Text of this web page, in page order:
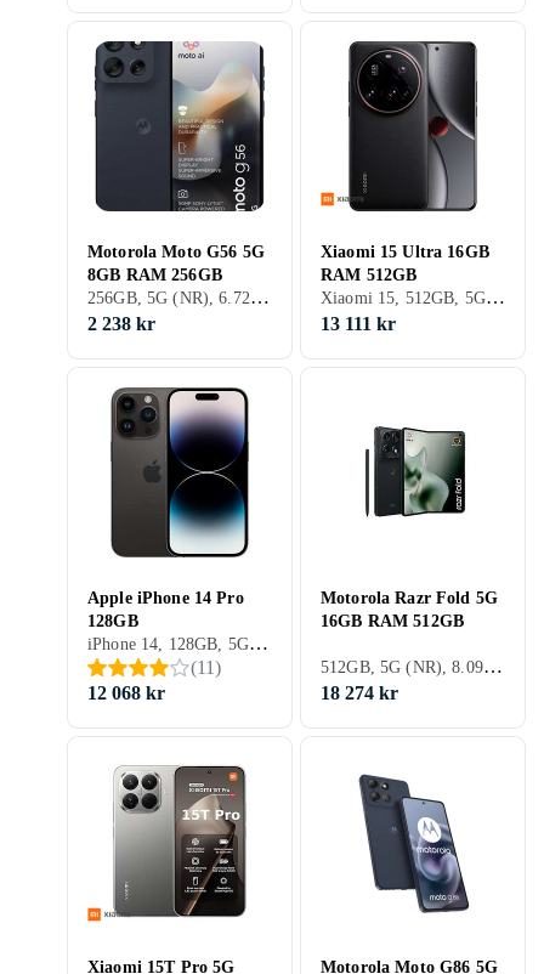
Motorola Moto G56 5G
8GB RAM 256GB
256GB, 5G (NR), 6.72 tum, 8GB, 2025
2 238 kr
Xiaomi 15 Ultra 16GB
RAM 512GB
Xiaomi 15, 512GB, 5G (NR), 6.73 tum, 16GB, 2025
13 111 kr
Apple iPhone 14 Pro
128GB
iPhone 14, 128GB, 5G (NR), 6.1 tum, 6GB, 2022
(11)
12 068 kr
Motorola Razr Fold 5G
16GB RAM 512GB
512GB, 5G (NR), 8.09 tum, 16GB
18 274 kr
Xiaomi 15T Pro 5G
Motorola Moto G86 5G